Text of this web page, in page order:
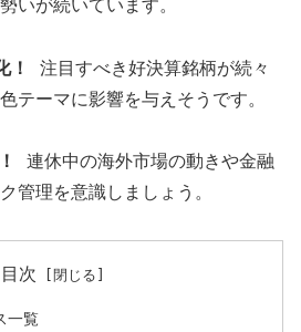
いが続いています。
！
注目すべき好決算銘柄が続々
テーマに影響を与えそうです。
連休中の海外市場の動きや金融
管理を意識しましょう。
目次
一覧